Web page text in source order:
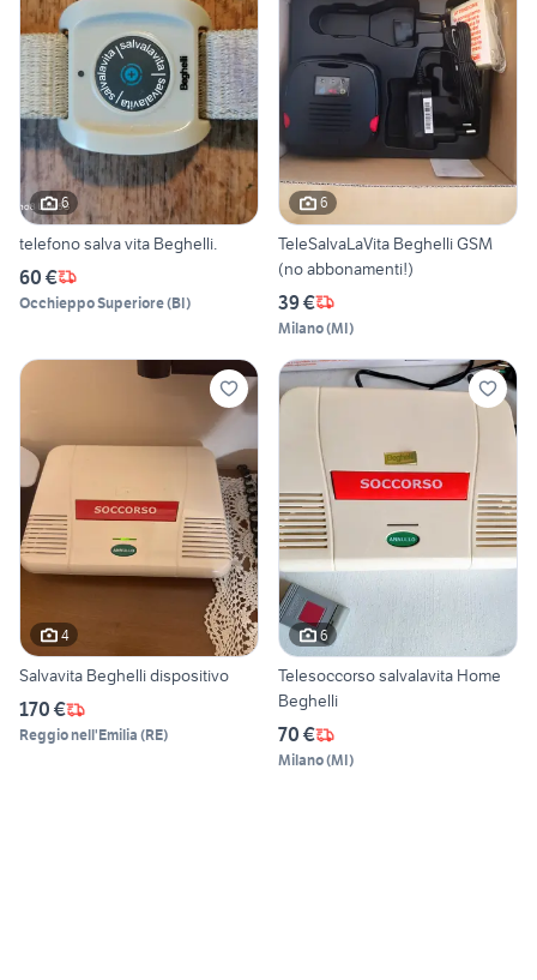
6
telefono salva vita Beghelli.
60 €
Occhieppo Superiore(BI)
6
TeleSalvaLaVita Beghelli GSM
(no abbonamenti!)
39 €
Milano(MI)
4
Salvavita Beghelli dispositivo
170 €
Reggio nell'Emilia (RE)
6
Telesoccorso salvalavita Home
Beghelli
70 €
Milano(MI)